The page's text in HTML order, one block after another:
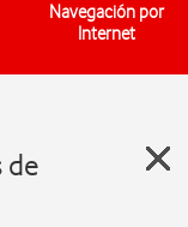
Navegación por
Internet
de